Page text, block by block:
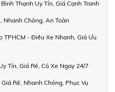
Thạnh Uy Tín, Giá Cạnh Tranh
Nhanh Chóng, An Toàn
TPHCM - Điều Xe Nhanh, Giá Ưu
Tín, Giá Rẻ, Có Xe Ngay 24/7
Rẻ, Nhanh Chóng, Phục Vụ